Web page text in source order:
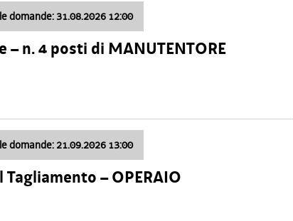
domande: 31.08.2026 12:00
n. 4 posti di MANUTENTORE
domande: 21.09.2026 13:00
– OPERAIO